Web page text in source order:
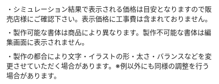
・シミュレーション結果で表示される価格は目安となりますので販
売店様にご確認下さい。表示価格に工事費は含まれておりません。
・製作可能な書体は商品により異なります。製作不可能な書体は編
集画面に表示されません。
・製作の都合により文字・イラストの形・太さ・バランスなどを変
更させていただく場合があります。※例以外にも同様の調整を行う
場合があります。